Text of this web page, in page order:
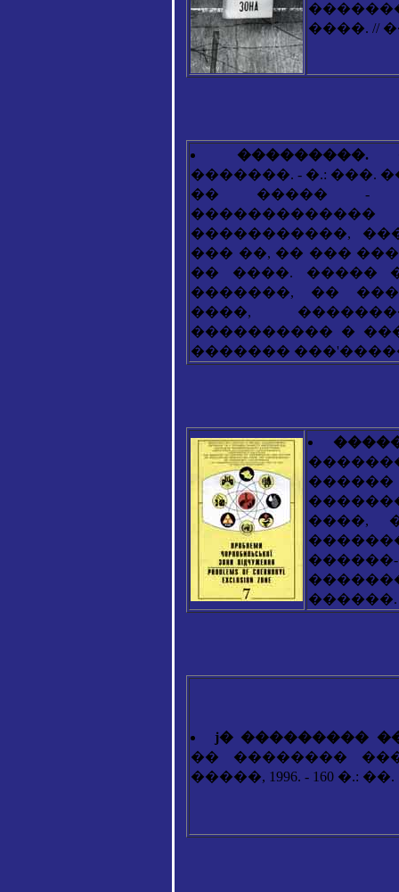
����. //
���������.
�������. - �.: ���.
�� ����� -
�����������,
��� ��, �� ���
�� ����. �����
�������, ��
����,
���������� �
�������
����,
������.
ϳ� ���������
�� ��������
�����, 1996. - 160 �.: ��.